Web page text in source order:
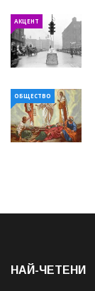
АКЦЕНТ
ОБЩЕСТВО
НАЙ-ЧЕТЕНИ